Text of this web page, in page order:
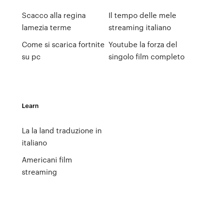
Scacco alla regina
lamezia terme
Come si scarica fortnite
su pc
Il tempo delle mele
streaming italiano
Youtube la forza del
singolo film completo
Learn
La la land traduzione in
italiano
Americani film
streaming